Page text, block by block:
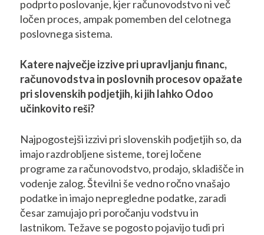
podprto poslovanje, kjer računovodstvo ni več
ločen proces, ampak pomemben del celotnega
poslovnega sistema.
Katere največje izzive pri upravljanju financ,
računovodstva in poslovnih procesov opažate
pri slovenskih podjetjih, ki jih lahko Odoo
učinkovito reši?
Najpogostejši izzivi pri slovenskih podjetjih so, da
imajo razdrobljene sisteme, torej ločene
programe za računovodstvo, prodajo, skladišče in
vodenje zalog. Številni še vedno ročno vnašajo
podatke in imajo nepregledne podatke, zaradi
česar zamujajo pri poročanju vodstvu in
lastnikom. Težave se pogosto pojavijo tudi pri